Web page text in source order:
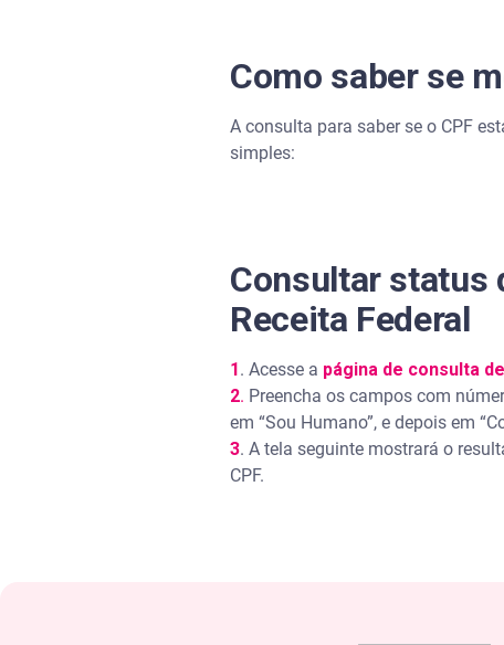
Como saber se
A consulta para saber se o CPF
simples:
Consultar status
Receita Federal
1. Acesse a página de consulta
2. Preencha os campos com
em “Sou Humano”, e depois em
3. A tela seguinte mostrará o
CPF.